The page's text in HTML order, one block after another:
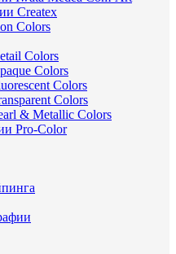
Createx
Colors
Colors
Colors
Colors
Colors
& Metallic Colors
Pro-Color